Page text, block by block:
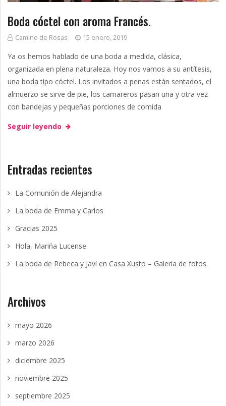
Boda cóctel con aroma Francés.
Camino de Rosas 15 enero, 2019
Ya os hemos hablado de una boda a medida, clásica,
organizada en plena naturaleza. Hoy nos vamos a su antítesis,
una boda tipo cóctel. Los invitados a penas están sentados, el
almuerzo se sirve de pie, los camareros pasan una y otra vez
con bandejas y pequeñas porciones de comida
Seguir leyendo
Entradas recientes
La Comunión de Alejandra
La boda de Emma y Carlos
Gracias 2025
Hola, Mariña Lucense
La boda de Rebeca y Javi en Casa Xusto – Galería de fotos.
Archivos
mayo 2026
marzo 2026
diciembre 2025
noviembre 2025
septiembre 2025